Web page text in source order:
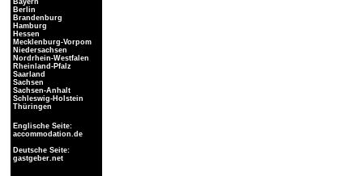
Bayern
Berlin
Brandenburg
Hamburg
Hessen
Mecklenburg-Vorpom
Niedersachsen
Nordrhein-Westfalen
Rheinland-Pfalz
Saarland
Sachsen
Sachsen-Anhalt
Schleswig-Holstein
Thüringen
Englische Seite:
accommodation.de
Deutsche Seite:
gastgeber.net